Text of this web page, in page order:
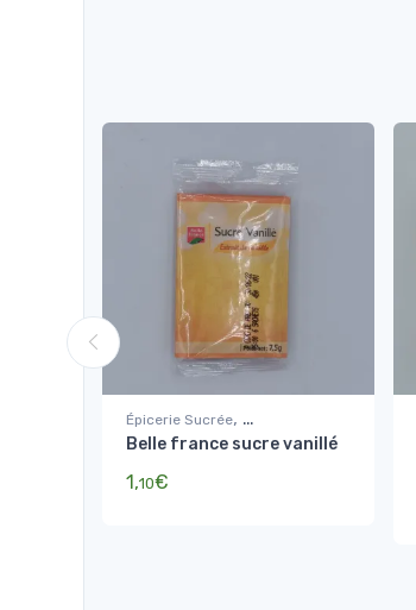
Épicerie Sucrée,
Sucres, Farines, coulis et
Belle france sucre vanillé
1,10€